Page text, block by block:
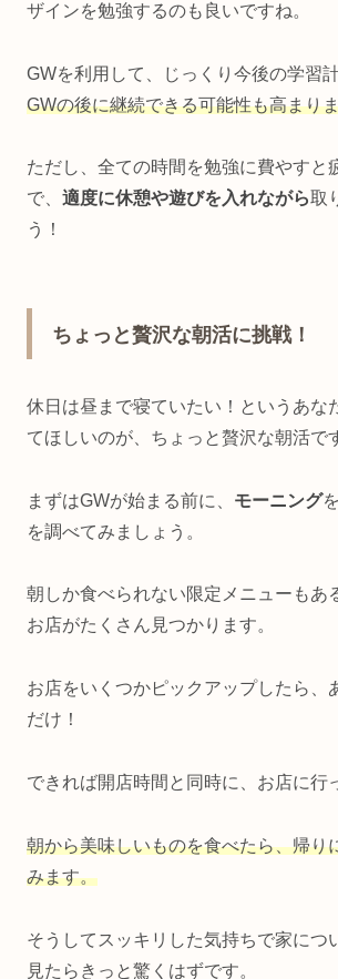
ザインを勉強するのも良いですね。
GWを利用して、じっくり今後の学習
GWの後に継続できる可能性も高まり
ただし、全ての時間を勉強に費やすと
で、 適度に休憩や遊びを入れながら取
う！
ちょっと贅沢な朝活に挑戦！
休日は昼まで寝ていたい！というあな
てほしいのが、ちょっと贅沢な朝活で
まずはGWが始まる前に、 モーニング
を調べてみましょう。
朝しか食べられない限定メニューもあ
お店がたくさん見つかります。
お店をいくつかピックアップしたら、
だけ！
できれば開店時間と同時に、お店に行
朝から美味しいものを食べたら、帰り
みます。
そうしてスッキリした気持ちで家につ
見たらきっと驚くはずです。